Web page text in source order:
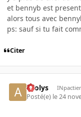
et bennyb est
alors tous avec
ps: sauf si tu fait
Citer
aeolys
Posté(e) le 24